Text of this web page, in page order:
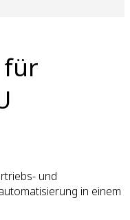
für
und
in einem